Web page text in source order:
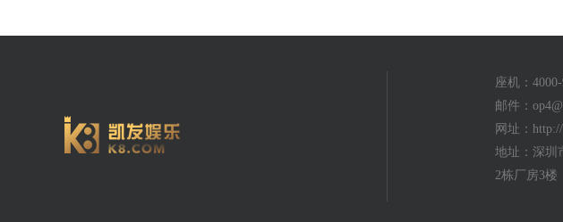
座机：
邮件：
网址：
地址：深圳
2栋厂房3楼